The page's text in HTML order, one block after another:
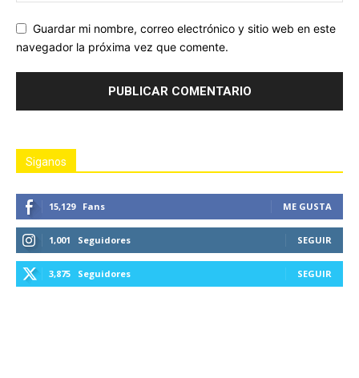
Guardar mi nombre, correo electrónico y sitio web en este
navegador la próxima vez que comente.
Siganos
15,129 Fans ME GUSTA
1,001 Seguidores SEGUIR
3,875 Seguidores SEGUIR